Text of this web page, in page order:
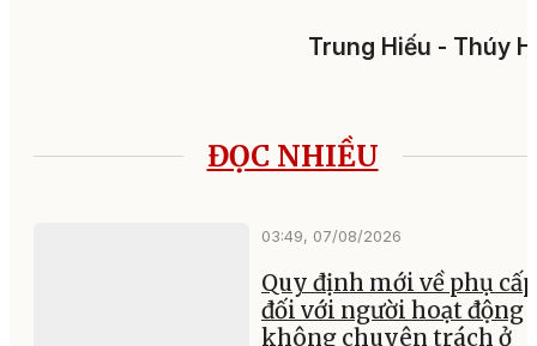
Trung Hiếu - Thúy
ĐỌC NHIỀU
03:49, 07/08/2026
Quy định mới về phụ cấp
đối với người hoạt động
không chuyên trách ở